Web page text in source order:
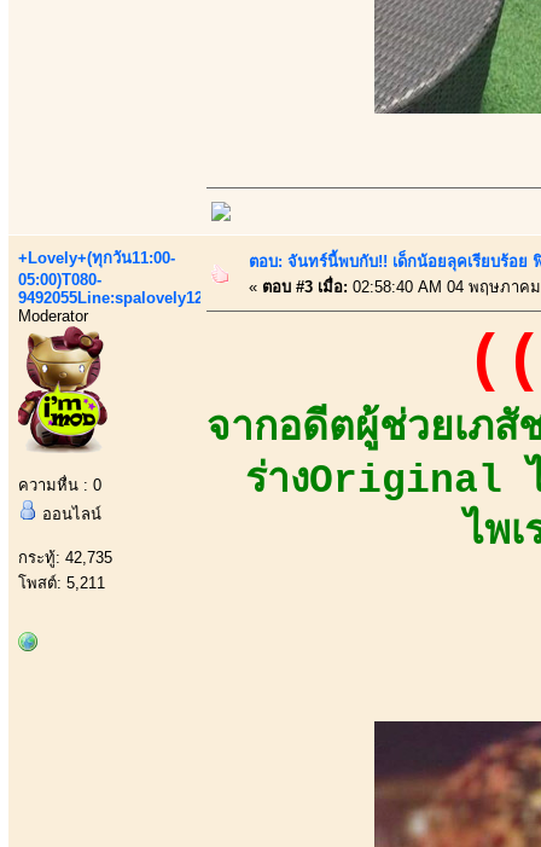
+Lovely+(ทุกวัน11:00-
05:00)T080-
9492055Line:spalovely123
Moderator
ความหื่น : 0
ออนไลน์
กระทู้: 42,735
โพสต์: 5,211
ตอบ: จันทร์นี้พบกับ!! เด็กน้อยลุคเรียบร้อย
« ตอบ #3 เมื่อ: 02:58:40 AM 04 พฤษภาค
จากอดีตผู้ช่วยเภ
ร่างOriginal ไ
ไพ